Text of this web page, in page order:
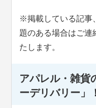
※掲載している記事
題のある場合はご連
たします。
アパレル・雑貨
ーデリバリー」！